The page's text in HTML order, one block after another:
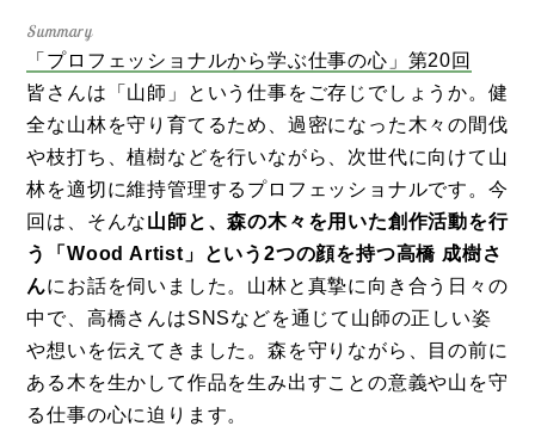
「プロフェッショナルから学ぶ仕事の心」第20回
皆さんは「山師」という仕事をご存じでしょうか。健
全な山林を守り育てるため、過密になった木々の間伐
や枝打ち、植樹などを行いながら、次世代に向けて山
林を適切に維持管理するプロフェッショナルです。今
回は、そんな山師と、森の木々を用いた創作活動を行
う「Wood Artist」という2つの顔を持つ高橋 成樹さ
んにお話を伺いました。山林と真摯に向き合う日々の
中で、高橋さんはSNSなどを通じて山師の正しい姿
や想いを伝えてきました。森を守りながら、目の前に
ある木を生かして作品を生み出すことの意義や山を守
る仕事の心に迫ります。